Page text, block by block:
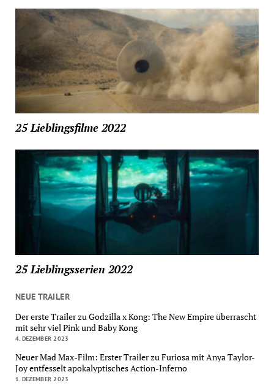
25 Lieblingsfilme 2022
25 Lieblingsserien 2022
NEUE TRAILER
Der erste Trailer zu Godzilla x Kong: The New Empire überrascht
mit sehr viel Pink und Baby Kong
4. DEZEMBER 2023
Neuer Mad Max-Film: Erster Trailer zu Furiosa mit Anya Taylor-
Joy entfesselt apokalyptisches Action-Inferno
1. DEZEMBER 2023